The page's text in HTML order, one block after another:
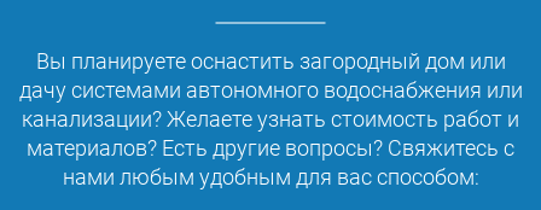
Вы планируете оснастить загородный дом или
дачу системами автономного водоснабжения или
канализации? Желаете узнать стоимость работ и
материалов? Есть другие вопросы? Свяжитесь с
нами любым удобным для вас способом: